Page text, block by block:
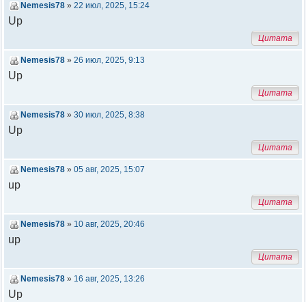
Nemesis78 » 22 июл, 2025, 15:24
Up
Цитата
Nemesis78 » 26 июл, 2025, 9:13
Up
Цитата
Nemesis78 » 30 июл, 2025, 8:38
Up
Цитата
Nemesis78 » 05 авг, 2025, 15:07
up
Цитата
Nemesis78 » 10 авг, 2025, 20:46
up
Цитата
Nemesis78 » 16 авг, 2025, 13:26
Up